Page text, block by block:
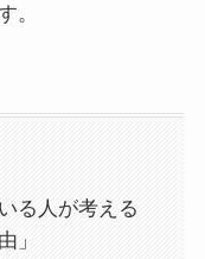
。
る人が考える
」